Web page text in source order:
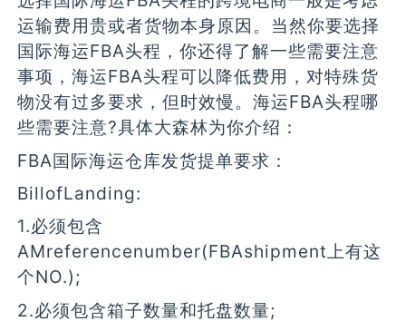
运输费用贵或者货物本身原因。当然你要选择
国际海运FBA头程，你还得了解一些需要注意
事项，海运FBA头程可以降低费用，对特殊货
物没有过多要求，但时效慢。海运FBA头程哪
些需要注意?具体大森林为你介绍：
FBA国际海运仓库发货提单要求：
BillofLanding:
1.必须包含
AMreferencenumber(FBAshipment上有这
个NO.);
2.必须包含箱子数量和托盘数量;